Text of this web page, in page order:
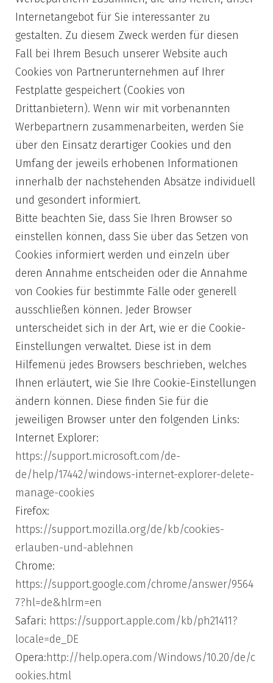
Internetangebot für Sie interessanter zu
gestalten. Zu diesem Zweck werden für diesen
Fall bei Ihrem Besuch unserer Website auch
Cookies von Partnerunternehmen auf Ihrer
Festplatte gespeichert (Cookies von
Drittanbietern). Wenn wir mit vorbenannten
Werbepartnern zusammenarbeiten, werden Sie
über den Einsatz derartiger Cookies und den
Umfang der jeweils erhobenen Informationen
innerhalb der nachstehenden Absätze individuell
und gesondert informiert.
Bitte beachten Sie, dass Sie Ihren Browser so
einstellen können, dass Sie über das Setzen von
Cookies informiert werden und einzeln über
deren Annahme entscheiden oder die Annahme
von Cookies für bestimmte Fälle oder generell
ausschließen können. Jeder Browser
unterscheidet sich in der Art, wie er die Cookie-
Einstellungen verwaltet. Diese ist in dem
Hilfemenü jedes Browsers beschrieben, welches
Ihnen erläutert, wie Sie Ihre Cookie-Einstellungen
ändern können. Diese finden Sie für die
jeweiligen Browser unter den folgenden Links:
Internet Explorer:
https://support.microsoft.com/de-
de/help/17442/windows-internet-explorer-delete-
manage-cookies
Firefox:
https://support.mozilla.org/de/kb/cookies-
erlauben-und-ablehnen
Chrome:
https://support.google.com/chrome/answer/9564
7?hl=de&hlrm=en
Safari: https://support.apple.com/kb/ph21411?
locale=de_DE
Opera:http://help.opera.com/Windows/10.20/de/c
ookies.html